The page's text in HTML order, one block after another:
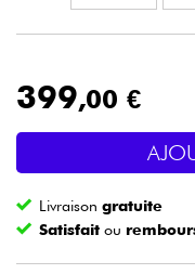
Eclairage
399,00 €
Livraisongratuite
Satisfait ou